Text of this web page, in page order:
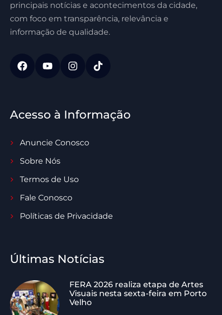
principais notícias e acontecimentos da cidade,
com foco em transparência, relevância e
informação de qualidade.
Acesso à Informação
Anuncie Conosco
Sobre Nós
Termos de Uso
Fale Conosco
Políticas de Privacidade
Últimas Notícias
FERA 2026 realiza etapa de Artes
Visuais nesta sexta-feira em Porto
Velho